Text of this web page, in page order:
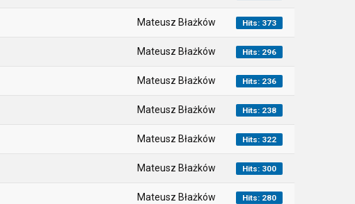
Mateusz Błażków Hits: 373
Mateusz Błażków Hits: 296
Mateusz Błażków Hits: 236
Mateusz Błażków Hits: 238
Mateusz Błażków Hits: 322
Mateusz Błażków Hits: 300
Mateusz Błażków Hits: 280